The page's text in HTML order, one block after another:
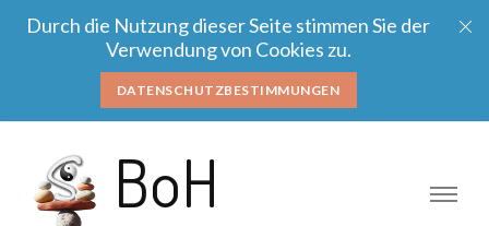
Durch die Nutzung dieser Seite stimmen Sie der
Verwendung von Cookies zu.
DATENSCHUTZBESTIMMUNGEN
BoH